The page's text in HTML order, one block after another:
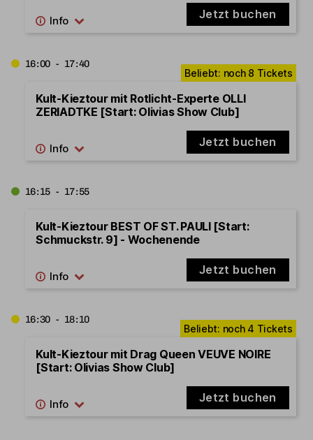
Jetzt buchen
16:00 - 17:40
Kult-Kieztour mit Rotlicht-Experte OLLI
ZERIADTKE [Start: Olivias Show Club]
Jetzt buchen
16:15 - 17:55
Kult-Kieztour BEST OF ST. PAULI [Start:
Schmuckstr. 9] - Wochenende
Jetzt buchen
16:30 - 18:10
Kult-Kieztour mit Drag Queen VEUVE NOIRE
[Start: Olivias Show Club]
Jetzt buchen